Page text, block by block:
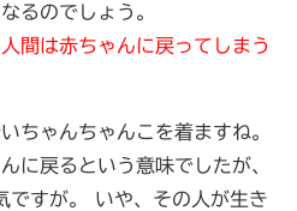
るのでしょう。
間は赤ちゃんに戻ってしまう
ちゃんちゃんこを着ますね。
に戻るという意味でしたが、
ですが。 いや、その人が生き